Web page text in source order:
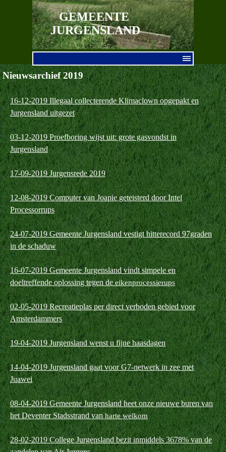
Ga naar de inhoud
GEMEENTE
JURGENSLAND
Nieuwsarchief 2019
16-12-2019 Illegaal collecterende Klimaclown opgepakt en
Jurgensland uitgezet
03-12-2019 Proefboring wijst uit: grote gasvondst in
Jurgensland
17-09-2019 Jurgensrede 2019
12-08-2019 Computer van Joapie geteisterd door Intel
Processorrups
24-07-2019 Gemeente Jurgensland vestigt hitterecord 97graden
in de schaduw
16-07-2019 Gemeente Jurgensland vindt simpele en
doeltreffende oplossing tegen deeikenprocessierups
02-05-2019 Recreatieplas per direct verboden gebied voor
Amsterdammers
19-04-2019 Jurgensland wenst u fijne haasdagen
14-04-2019 Jurgensland gaat voor G7-netwerk in zee met
Juawei
08-04-2019 Gemeente Jurgensland heet onze nieuwe buren van
het Deventer Stadsstrand vanharte welkom
28-02-2019 College Jurgensland bezit inmiddels 3678% van de